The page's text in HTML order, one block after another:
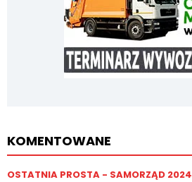
KOMENTOWANE
OSTATNIA PROSTA - SAMORZĄD 2024